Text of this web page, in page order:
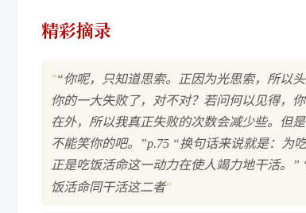
精彩摘录
"“你呢，只知道思索。正因为光思索，所以
你的一大失败了，对不对？若问何以见得，
在外，所以我真正失败的次数会减少些。但
不能笑你的吧。”p.75 “换句话来说就是：为
正是吃饭活命这一动力在使人竭力地干活。
饭活命同干活这二者"